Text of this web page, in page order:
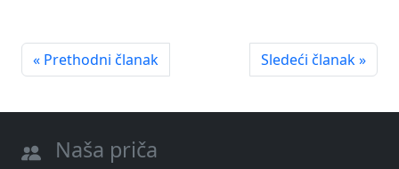
« Prethodni članak Sledeći članak »
Naša priča